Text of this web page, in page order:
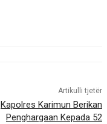
Artikulli tjetër
Kapolres Karimun Berikan
Penghargaan Kepada 52